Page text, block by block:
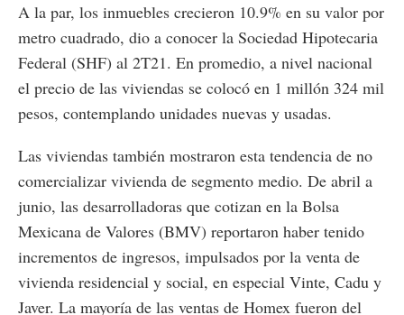
A la par, los inmuebles crecieron 10.9% en su valor por
metro cuadrado, dio a conocer la Sociedad Hipotecaria
Federal (SHF) al 2T21. En promedio, a nivel nacional
el precio de las viviendas se colocó en 1 millón 324 mil
pesos, contemplando unidades nuevas y usadas.
Las viviendas también mostraron esta tendencia de no
comercializar vivienda de segmento medio. De abril a
junio, las desarrolladoras que cotizan en la Bolsa
Mexicana de Valores (BMV) reportaron haber tenido
incrementos de ingresos, impulsados por la venta de
vivienda residencial y social, en especial Vinte, Cadu y
Javer. La mayoría de las ventas de Homex fueron del